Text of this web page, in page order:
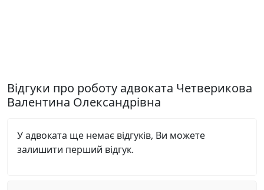
Відгуки про роботу адвоката Четверикова
Валентина Олександрівна
У адвоката ще немає відгуків, Ви можете
залишити перший відгук.